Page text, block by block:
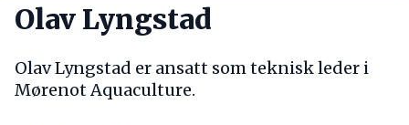
Olav Lyngstad
Olav Lyngstad er ansatt som teknisk leder i
Mørenot Aquaculture.